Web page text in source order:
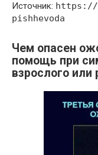
Источник: https://
pishhevoda
Чем опасен
помощь при
взрослого или